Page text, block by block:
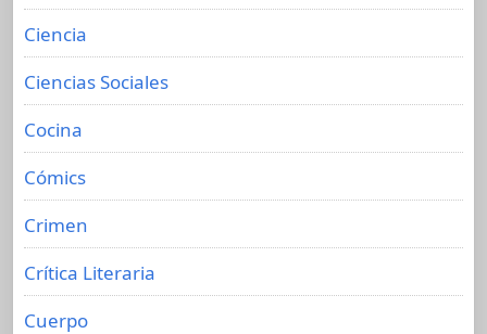
Ciencia
Ciencias Sociales
Cocina
Cómics
Crimen
Crítica Literaria
Cuerpo